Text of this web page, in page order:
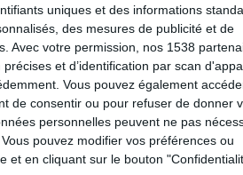
uniques et des informations
des mesures de publicité et de
Avec votre permission, nos 1538
et d’identification par scan
Vous pouvez également
de consentir ou pour refuser de donner
personnelles peuvent ne pas
pouvez modifier vos préférences ou
et en cliquant sur le bouton
|